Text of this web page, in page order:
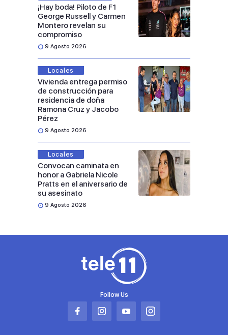
¡Hay boda! Piloto de F1
George Russell y Carmen
Montero revelan su
compromiso
9 Agosto 2026
Locales
Vivienda entrega permiso
de construcción para
residencia de doña
Ramona Cruz y Jacobo
Pérez
9 Agosto 2026
Locales
Convocan caminata en
honor a Gabriela Nicole
Pratts en el aniversario de
su asesinato
9 Agosto 2026
Follow Us
Abrir
Abrir
Abrir
Abrir